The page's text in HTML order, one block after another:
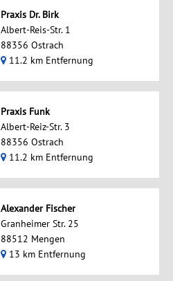
Praxis Dr. Birk
Albert-Reis-Str. 1
88356 Ostrach
11.2 km Entfernung
Praxis Funk
Albert-Reiz-Str. 3
88356 Ostrach
11.2 km Entfernung
Alexander Fischer
Granheimer Str. 25
88512 Mengen
13 km Entfernung